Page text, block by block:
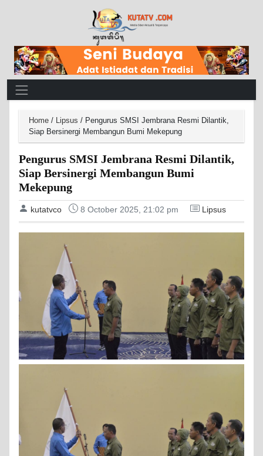
Main Navigation
Home / Lipsus / Pengurus SMSI Jembrana Resmi Dilantik,
Siap Bersinergi Membangun Bumi Mekepung
Pengurus SMSI Jembrana Resmi Dilantik,
Siap Bersinergi Membangun Bumi
Mekepung
kutatvco 8 October 2025, 21:02 pm Lipsus